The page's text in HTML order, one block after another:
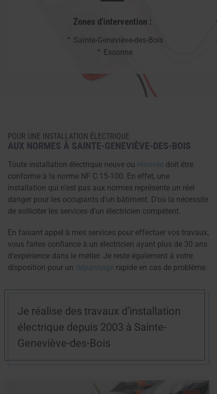
Zones d'intervention :
Sainte-Geneviève-des-Bois
Essonne
POUR UNE INSTALLATION ÉLECTRIQUE
AUX NORMES À SAINTE-GENEVIÈVE-DES-BOIS
Toute installation électrique neuve ou rénovée doit être
conforme à la norme NF C 15-100. En effet, une
installation qui n’est pas aux normes représente un réel
danger pour les occupants d’un bâtiment. D’où la nécessite
de solliciter les services d’un électricien compétent.
En faisant appel à mes services pour effectuer vos travaux,
vous faites confiance à un électricien ayant plus de 30 ans
d’expérience dans le métier. Je reste également à votre
disposition pour un dépannage rapide en cas de problème.
Je réalise des travaux d’installation
électrique depuis 2003 à Sainte-
Geneviève-des-Bois